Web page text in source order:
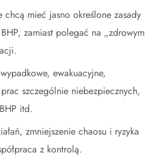
mieć jasno określone zasady
zamiast polegać na „zdrowym
ewakuacyjne,
szczególnie niebezpiecznych,
itd.
zmniejszenie chaosu i ryzyka
z kontrolą.